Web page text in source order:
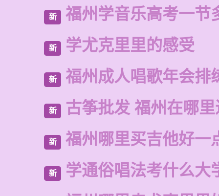
新 福州学音乐高考一节
新 学尤克里里的感受
新 福州成人唱歌年会排
新 古筝批发 福州在哪
新 福州哪里买吉他好一
新 学通俗唱法考什么大